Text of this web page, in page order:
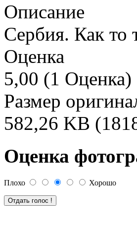
Описание
Сербия. Как то
Оценка
5,00 (1 Оценка)
Размер
582,26 KB
Оценка
Плохо Хорошо